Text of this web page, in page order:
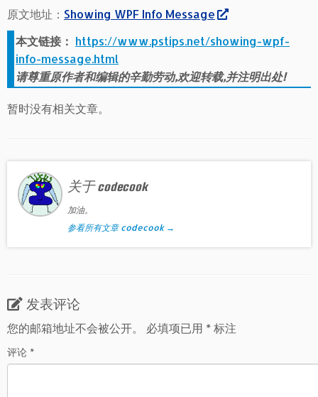
原文地址： Showing WPF Info Message
本文链接： https://www.pstips.net/showing-wpf-
info-message.html
请尊重原作者和编辑的辛勤劳动,欢迎转载,并注明出处!
暂时没有相关文章。
关于 codecook
加油。
参看所有文章 codecook →
发表评论
您的邮箱地址不会被公开。
必填项已用 *标注
评论 *